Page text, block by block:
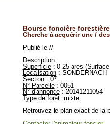
Bourse foncière
Cherche à acquérir une /
Publié le //
Description:
Superficie: 0-25 ares
Localisation: SONDERNACH
Section: 07
N° Parcelle: 0051
N° d'annonce: 20141211054
Type de forêt: mixte
Retrouvez le plan exact de la